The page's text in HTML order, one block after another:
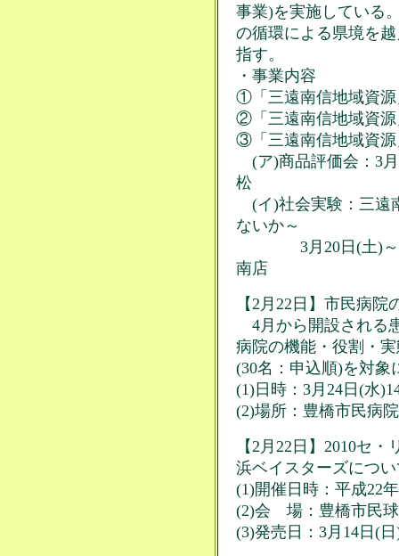
事業)を実施している
の循環による県境を
指す。
・事業内容
①「三遠南信地域資源
②「三遠南信地域資源
③「三遠南信地域資源
(ア)商品評価会：3
松
(イ)社会実験：三遠
ないか～
3月20日(土)～21
南店
【2月22日】市民病
4月から開設される
病院の機能・役割・
(30名：申込順)を対象
(1)日時：3月24日(水
(2)場所：豊橋市民病
【2月22日】2010セ
浜ベイスターズにつ
(1)開催日時：平成22
(2)会 場：豊橋市民
(3)発売日：3月14日(